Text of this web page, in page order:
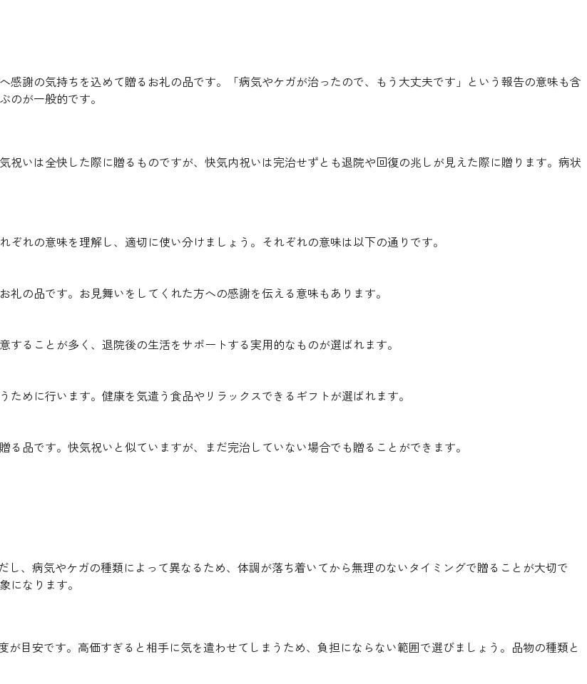
謝の気持ちを込めて贈るお礼の品です。「病気やケガが治ったので、もう大丈夫です」という報告の意味も含
のが一般的です。
いは全快した際に贈るものですが、快気内祝いは完治せずとも退院や回復の兆しが見えた際に贈ります。病状
れの意味を理解し、適切に使い分けましょう。それぞれの意味は以下の通りです。
の品です。お見舞いをしてくれた方への感謝を伝える意味もあります。
ることが多く、退院後の生活をサポートする実用的なものが選ばれます。
めに行います。健康を気遣う食品やリラックスできるギフトが選ばれます。
品です。快気祝いと似ていますが、まだ完治していない場合でも贈ることができます。
、病気やケガの種類によって異なるため、体調が落ち着いてから無理のないタイミングで贈ることが大切で
になります。
目安です。高価すぎると相手に気を遣わせてしまうため、負担にならない範囲で選びましょう。品物の種類と